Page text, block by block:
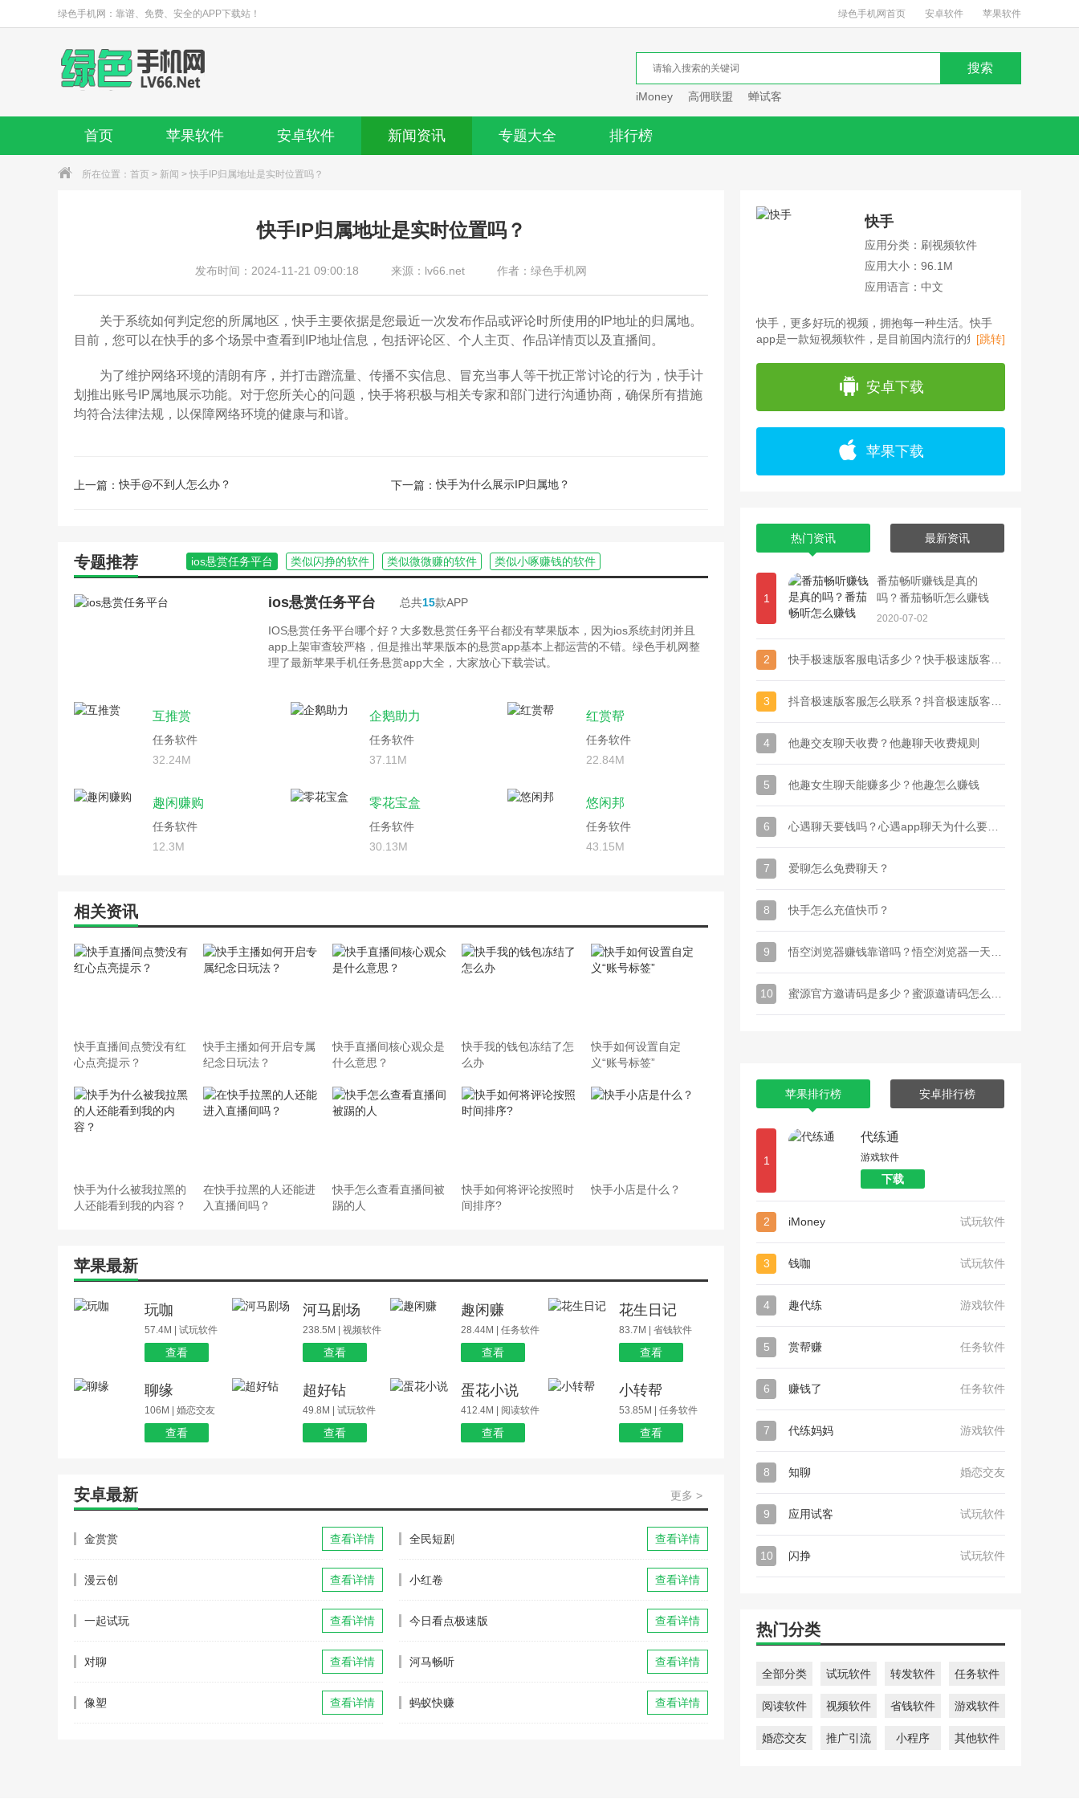
绿色手机网：靠谱、免费、安全的APP下载站！ 绿色手机网首页 安卓软件 苹果软件
iMoney 高佣联盟 蝉试客
首页 苹果软件 安卓软件 新闻资讯 专题大全 排行榜
所在位置： 首页 > 新闻 > 快手IP归属地址是实时位置吗？
快手IP归属地址是实时位置吗？
发布时间：2024-11-21 09:00:18 来源：lv66.net 作者：绿色手机网
关于系统如何判定您的所属地区，快手主要依据是您最近一次发布作品或评论时所使用的IP地址的归属地。
目前，您可以在快手的多个场景中查看到IP地址信息，包括评论区、个人主页、作品详情页以及直播间。
为了维护网络环境的清朗有序，并打击蹭流量、传播不实信息、冒充当事人等干扰正常讨论的行为，快手计
划推出账号IP属地展示功能。对于您所关心的问题，快手将积极与相关专家和部门进行沟通协商，确保所有措施
均符合法律法规，以保障网络环境的健康与和谐。
上一篇： 快手@不到人怎么办？ 下一篇： 快手为什么展示IP归属地？
专题推荐 ios悬赏任务平台 类似闪挣的软件 类似微微赚的软件 类似小啄赚钱的软件
ios悬赏任务平台 总共15款APP
IOS悬赏任务平台哪个好？大多数悬赏任务平台都没有苹果版本，因为ios系统封闭并且
app上架审查较严格，但是推出苹果版本的悬赏app基本上都运营的不错。绿色手机网整
理了最新苹果手机任务悬赏app大全，大家放心下载尝试。
互推赏
任务软件
32.24M
企鹅助力
任务软件
37.11M
红赏帮
任务软件
22.84M
趣闲赚购
任务软件
12.3M
零花宝盒
任务软件
30.13M
悠闲邦
任务软件
43.15M
相关资讯
快手直播间点赞没有红
心点亮提示？
快手主播如何开启专属
纪念日玩法？
快手直播间核心观众是
什么意思？
快手我的钱包冻结了怎
么办
快手如何设置自定
义“账号标签”
快手为什么被我拉黑的
人还能看到我的内容？
在快手拉黑的人还能进
入直播间吗？
快手怎么查看直播间被
踢的人
快手如何将评论按照时
间排序?
快手小店是什么？
苹果最新
玩咖
57.4M | 试玩软件
查看
河马剧场
238.5M | 视频软件
查看
趣闲赚
28.44M | 任务软件
查看
花生日记
83.7M | 省钱软件
查看
聊缘
106M | 婚恋交友
查看
超好钻
49.8M | 试玩软件
查看
蛋花小说
412.4M | 阅读软件
查看
小转帮
53.85M | 任务软件
查看
安卓最新 更多 >
金赏赏 查看详情 全民短剧 查看详情
漫云创 查看详情 小红卷 查看详情
一起试玩 查看详情 今日看点极速版 查看详情
对聊 查看详情 河马畅听 查看详情
像塑 查看详情 蚂蚁快赚 查看详情
快手
应用分类：刷视频软件
应用大小：96.1M
应用语言：中文
快手，更多好玩的视频，拥抱每一种生活。快手
app是一款短视频软件，是目前国内流行的短视频
[跳转]
安卓下载
苹果下载
热门资讯 最新资讯
1
番茄畅听赚钱是真的
吗？番茄畅听怎么赚钱
2020-07-02
2
3
4 他趣交友聊天收费？他趣聊天收费规则
5 他趣女生聊天能赚多少？他趣怎么赚钱
6
7 爱聊怎么免费聊天？
8 快手怎么充值快币？
9
10
苹果排行榜 安卓排行榜
1
代练通
游戏软件
下载
2 iMoney 试玩软件
3 钱咖 试玩软件
4 趣代练 游戏软件
5 赏帮赚 任务软件
6 赚钱了 任务软件
7 代练妈妈 游戏软件
8 知聊 婚恋交友
9 应用试客 试玩软件
10 闪挣 试玩软件
热门分类
全部分类 试玩软件 转发软件 任务软件
阅读软件 视频软件 省钱软件 游戏软件
婚恋交友 推广引流 小程序 其他软件